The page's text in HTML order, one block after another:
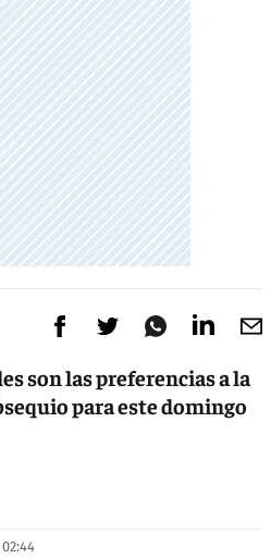
son las preferencias a la
para este domingo
02:44